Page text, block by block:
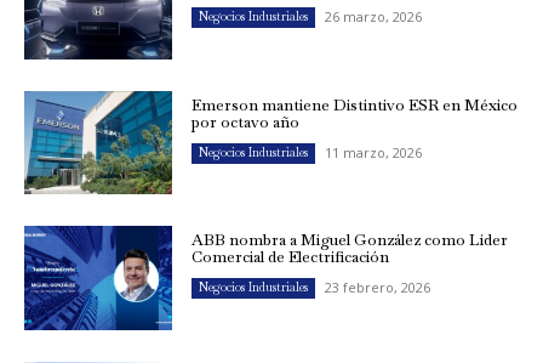
Negocios Industriales 26 marzo, 2026
Emerson mantiene Distintivo ESR en México
por octavo año
Negocios Industriales 11 marzo, 2026
ABB nombra a Miguel González como Líder
Comercial de Electrificación
Negocios Industriales 23 febrero, 2026